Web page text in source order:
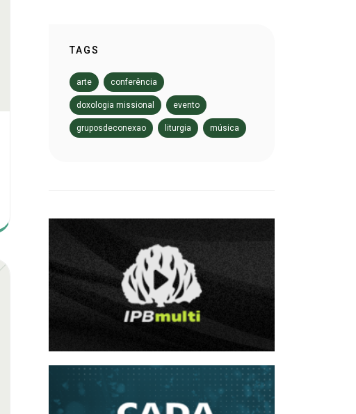
TAGS
arte conferência
doxologia missional evento
gruposdeconexao liturgia música